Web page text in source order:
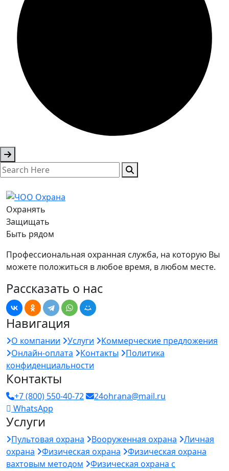
Охранять
Защищать
Быть рядом
Профессиональная охранная служба, на которую Вы
можете положиться в любое время, в любом месте.
Рассказать о нас
Навигация
О компании Услуги
Коммерческие предложения
Онлайн-оплата
Контакты
Политика
конфиденциальности
Контакты
+7 (800) 550-40-72
24ohrana@mail.ru
WhatsApp
Услуги
Пультовая охрана Вооруженная охрана
Личная
охрана
Физическая охрана
Физическая охрана
вахтовым методом
Физическая охрана с